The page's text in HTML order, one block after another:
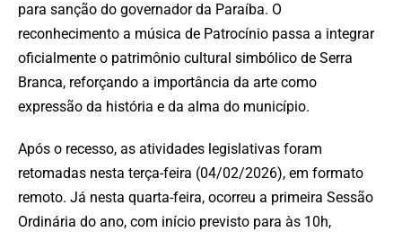
para sanção do governador da Paraíba. O
reconhecimento a música de Patrocínio passa a integrar
oficialmente o patrimônio cultural simbólico de Serra
Branca, reforçando a importância da arte como
expressão da história e da alma do município.
Após o recesso, as atividades legislativas foram
retomadas nesta terça-feira (04/02/2026), em formato
remoto. Já nesta quarta-feira, ocorreu a primeira Sessão
Ordinária do ano, com início previsto para às 10h,